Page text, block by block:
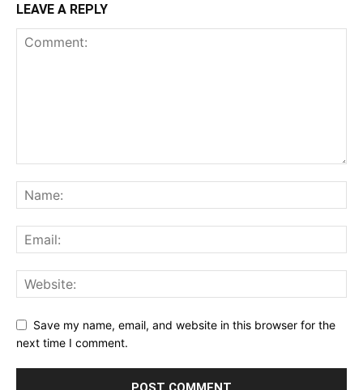
LEAVE A REPLY
Save my name, email, and website in this browser for the
next time I comment.